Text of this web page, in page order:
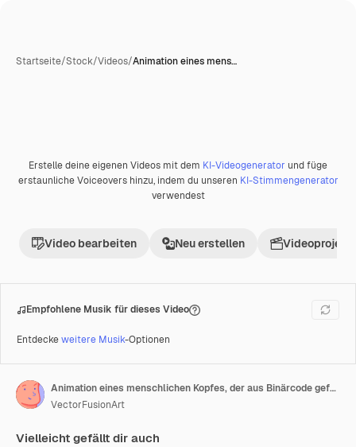
Startseite/Stock/Videos/Animation eines mens…
PremiumKI-generiert
Erstelle deine eigenen Videos mit dem KI-Videogenerator und füge
erstaunliche Voiceovers hinzu, indem du unseren KI-Stimmengenerator
verwendest
Video bearbeiten Neu erstellen Videoprojekt
Empfohlene Musik für dieses Video
Entdeckeweitere Musik-Optionen
Animation eines menschlichen Kopfes, der aus Binärcode geformt ist und vor blauem Hintergrund rotiert.
VectorFusionArt
Vielleicht gefällt dir auch